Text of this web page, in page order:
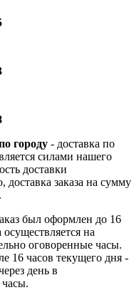
городу - доставка по
силами нашего
доставки
доставка заказа на сумму
был оформлен до 16
на
оговоренные часы.
16 часов текущего дня -
день в